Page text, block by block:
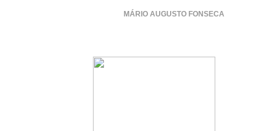
MÁRIO AUGUSTO FONSECA